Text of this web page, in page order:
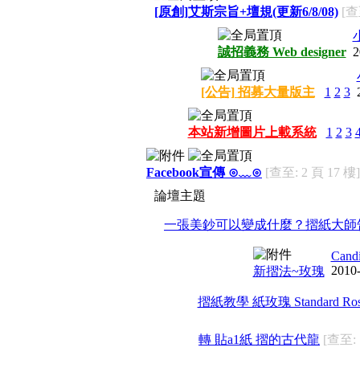
[原創]艾斯宗旨+壇規(更新6/8/08) [
誠招義務 Web designer
[公告] 招募大量版主 1 2 3
本站新增圖片上載系統 1 2 3
Facebook宣傳 ⊙﹏⊙ [查至: 2 頁 17 樓]
論壇主題
一張美鈔可以變成什麼？摺紙大師
新摺法~玫瑰
摺紙教學 紙玫瑰 Standard
轉 貼a1紙 摺的古代龍 [查至: